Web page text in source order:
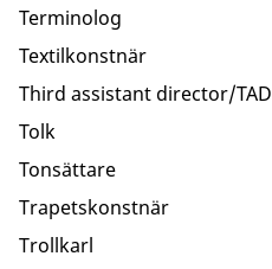
Terminolog
Textilkonstnär
Third assistant director/TAD
Tolk
Tonsättare
Trapetskonstnär
Trollkarl